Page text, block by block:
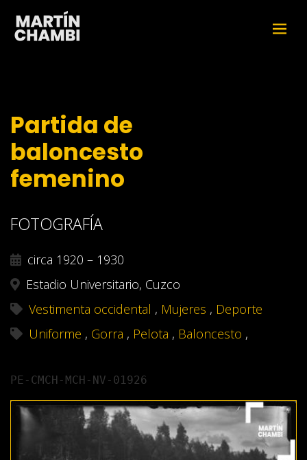
Partida de
baloncesto
femenino
FOTOGRAFÍA
circa 1920 – 1930
Estadio Universitario, Cuzco
Vestimenta occidental , Mujeres , Deporte
Uniforme , Gorra , Pelota , Baloncesto ,
PE-CMCH-MCH-NV-01926